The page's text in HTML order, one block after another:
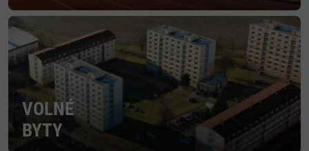
VOLNÉ
BYTY